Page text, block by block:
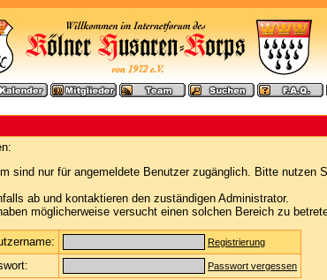
sind nur für angemeldete Benutzer zugänglich. Bitte
ab und kontaktieren den zuständigen Administrator.
möglicherweise versucht einen solchen Bereich zu
Registrierung
Passwort vergessen